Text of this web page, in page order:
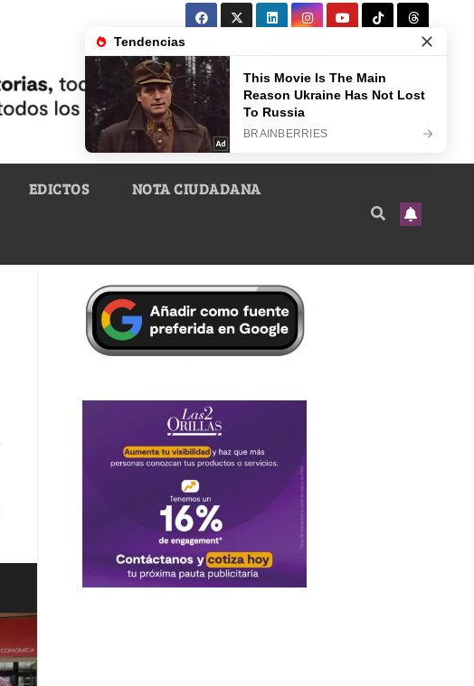
EDICTOS NOTA CIUDADANA